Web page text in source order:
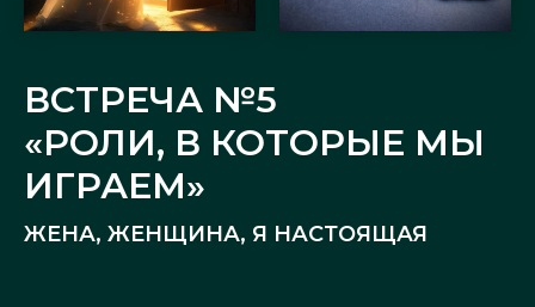
ВСТРЕЧА №5
«РОЛИ, В КОТОРЫЕ МЫ
ИГРАЕМ»
ЖЕНА, ЖЕНЩИНА, Я НАСТОЯЩАЯ